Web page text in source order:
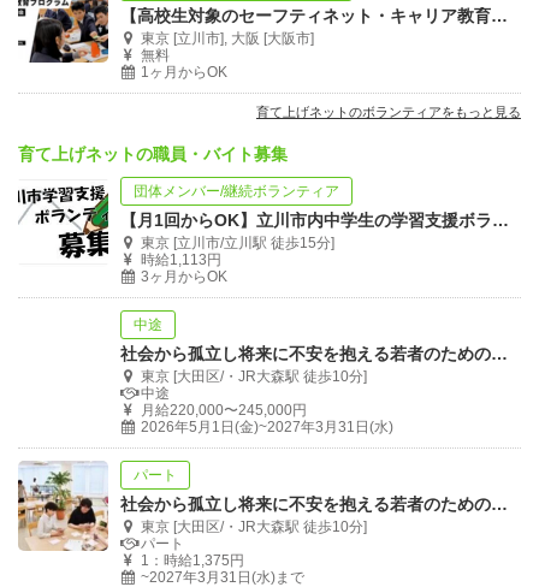
【高校生対象のセーフティネット・キャリア教育】認定ファシリテーターになりませんか
東京 [立川市], 大阪 [大阪市]
無料
1ヶ月からOK
育て上げネットのボランティアをもっと見る
育て上げネットの職員・バイト募集
団体メンバー/継続ボランティア
【月1回からOK】立川市内中学生の学習支援ボランティア募集
東京 [立川市/立川駅 徒歩15分]
時給1,113円
3ヶ月からOK
中途
社会から孤立し将来に不安を抱える若者のための居場所活動を支える職員募集！
東京 [大田区/・JR大森駅 徒歩10分]
中途
月給220,000〜245,000円
2026年5月1日(金)~2027年3月31日(水)
パート
社会から孤立し将来に不安を抱える若者のための居場所スタッフ募集！
東京 [大田区/・JR大森駅 徒歩10分]
パート
1：時給1,375円
~2027年3月31日(水)まで